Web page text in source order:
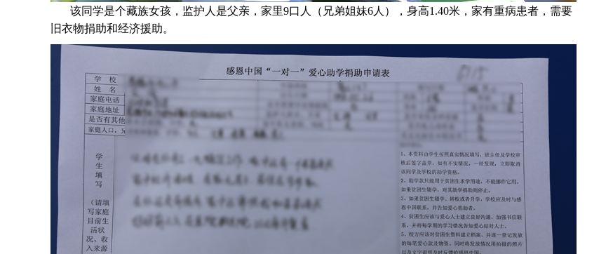
该同学是个藏族女孩，监护人是父亲，家里9口人（兄弟姐妹6人），身高1.40米，家有重病患者，需要
旧衣物捐助和经济援助。